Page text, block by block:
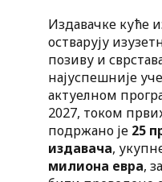
Издавачке куће
остварују
позиву и
најуспешније
актуелном
2027, током
подржано је 25
издавача,
милиона евра,